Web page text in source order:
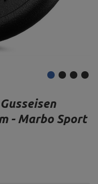
- Marbo Sport